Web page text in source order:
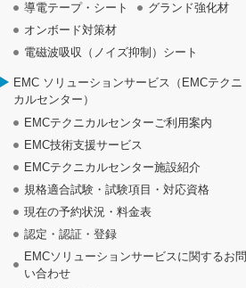
導電テープ・シート
グランド強化材
オンボード対策材
電磁波吸収（ノイズ抑制）シート
EMC ソリューションサービス（EMCテクニ
カルセンター）
EMCテクニカルセンターご利用案内
EMC技術支援サービス
EMCテクニカルセンター施設紹介
規格適合試験・試験項目・対応資格
現在の予約状況・料金表
認定・認証・登録
EMCソリューションサービスに関するお問
い合わせ